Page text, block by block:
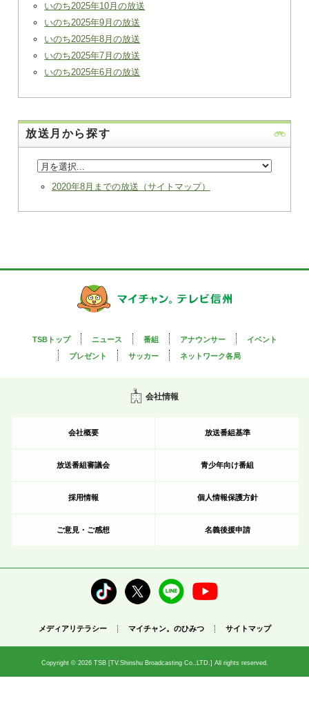
いのち2025年10月の放送
いのち2025年9月の放送
いのち2025年8月の放送
いのち2025年7月の放送
いのち2025年6月の放送
放送月から探す
2020年8月までの放送（サイトマップ）
TSBトップ ニュース 番組 アナウンサー
イベント
プレゼント
サッカー ネットワーク各局
会社情報
会社概要 放送番組基準
放送番組審議会 青少年向け番組
採用情報 個人情報保護方針
ご意見・ご感想 名義後援申請
メディアリテラシー マイチャン。のひみつ サイトマップ
Copyright © 2026 TSB [TV.Shinshu Broadcasting Co.,LTD.] All rights reserved.